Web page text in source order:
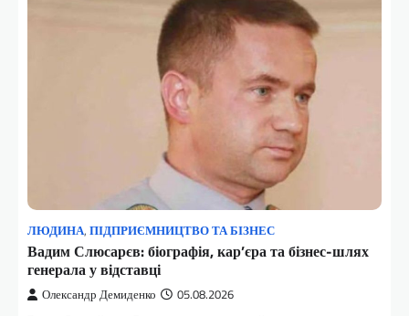
ЛЮДИНА, ПІДПРИЄМНИЦТВО ТА БІЗНЕС
Вадим Слюсарєв: біографія, кар’єра та бізнес-шлях
генерала у відставці
Олександр Демиденко 05.08.2026